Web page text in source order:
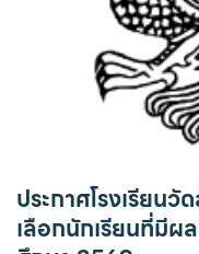
ประกาศโรงเรียนวั
เลือกนักเรียนที่มีผ